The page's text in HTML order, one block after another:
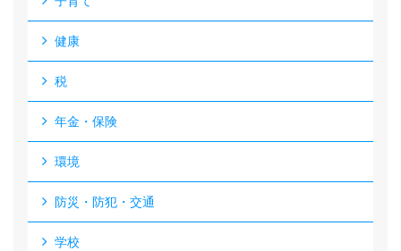
健康
税
年金・保険
環境
防災・防犯・交通
学校